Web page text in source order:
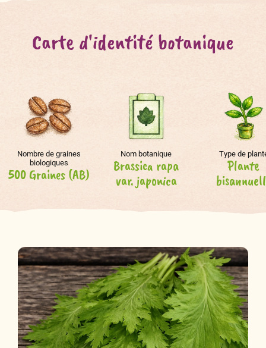
Carte d'identité botanique
Nombre de graines
biologiques
500 Graines (AB)
Nom botanique
Brassica rapa
var. japonica
Type de
Plante